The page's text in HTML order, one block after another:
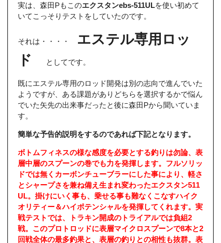
実は、森田Pもこのエクスタンebs-511ULを使い初めて
いてこっそりテストをしていたのです。
それは・・・・
エステル専用ロッ
ド
としてです。
既にエステル専用のロッド開発は別の志向で進んでいた
ようですが、ある課題がありどちらを選択するかで悩ん
でいた矢先の出来事だったと後に森田Pから聞いていま
す。
簡単な予告的説明をするのであれば下記となります。
ボトムフィネスの様な感度を必要とする釣りは勿論、表
層中層のスプーンの巻でも力を発揮します。 フルソリッ
ドでは無くカーボンチューブラーにした事により、軽さ
とシャープさを兼ね備え生まれ変わったエクスタン511
UL。 掛けにいく事も、乗せる事も難なくこなすハイク
オリティー＆ハイポテンシャルを発揮してくれます。 実
戦テストでは、トラキン開成のトライアルでは負組2
戦。このプロトロッドに表層マイクロスプーンで8本と2
回戦全体の最多釣果と、表層の釣りとの相性も抜群。表